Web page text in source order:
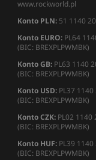
www.rockworld.pl
Konto PLN: 51 1140
Konto EURO: PL64
(BIC: BREXPLPWMBK)
Konto GB: PL63 1140
(BIC: BREXPLPWMBK)
Konto USD: PL37
(BIC: BREXPLPWMBK)
Konto CZK: PL02 1140
(BIC: BREXPLPWMBK)
Konto HUF: PL39
(BIC: BREXPLPWMBK)